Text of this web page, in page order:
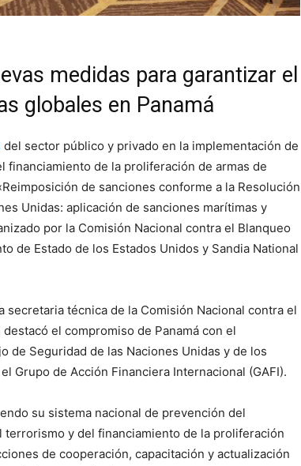
medidas para garantizar el
globales en Panamá
del sector público y privado en la implementación de
de la proliferación de armas de
de sanciones conforme a la Resolución
Unidas: aplicación de sanciones marítimas y
por la Comisión Nacional contra el Blanqueo
de Estado de los Estados Unidos y Sandia National
secretaria técnica de la Comisión Nacional contra el
el compromiso de Panamá con el
de Seguridad de las Naciones Unidas y de los
Grupo de Acción Financiera Internacional (GAFI).
su sistema nacional de prevención del
y del financiamiento de la proliferación
de cooperación, capacitación y actualización